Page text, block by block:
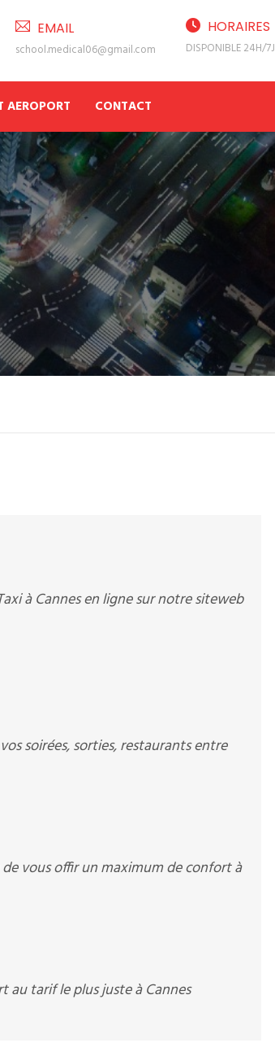
EMAIL
school.medical06@gmail.com
HORAIRES
DISPONIBLE 24H/7J
AEROPORT CONTACT
à Cannes en ligne sur notre siteweb
soirées, sorties, restaurants entre
de vous offir un maximum de confort à
tarif le plus juste à Cannes